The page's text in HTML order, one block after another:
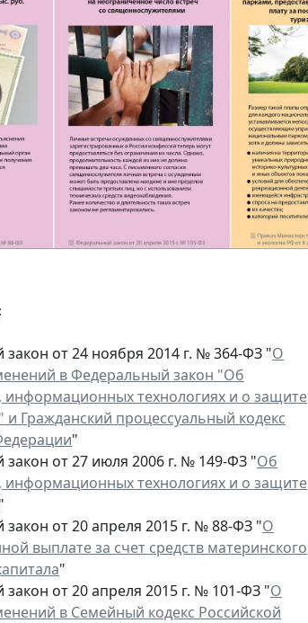
от 24 ноября 2014 г. № 364-ФЗ "О
в Федеральный закон "Об
технологиях и о защите
Гражданский процессуальный кодекс
"
от 27 июля 2006 г. № 149-ФЗ "Об
технологиях и о защите
"
от 20 апреля 2015 г. № 88-ФЗ "О
выплате за счет средств материнского
"
от 20 апреля 2015 г. № 101-ФЗ "О
в Семейный кодекс Российской